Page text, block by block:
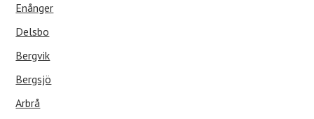
Enånger
Delsbo
Bergvik
Bergsjö
Arbrå